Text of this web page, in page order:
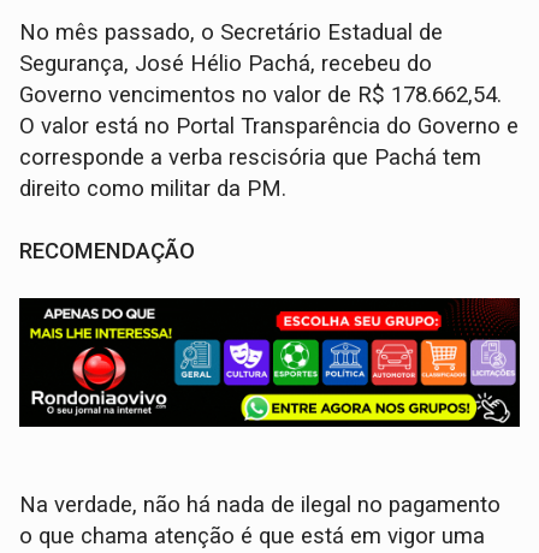
No mês passado, o Secretário Estadual de
Segurança, José Hélio Pachá, recebeu do
Governo vencimentos no valor de R$ 178.662,54.
O valor está no Portal Transparência do Governo e
corresponde a verba rescisória que Pachá tem
direito como militar da PM.
RECOMENDAÇÃO
Na verdade, não há nada de ilegal no pagamento
o que chama atenção é que está em vigor uma